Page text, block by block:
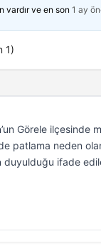
vardır ve en son 1 ay
1)
Görele ilçesinde
patlama neden
duyulduğu ifade